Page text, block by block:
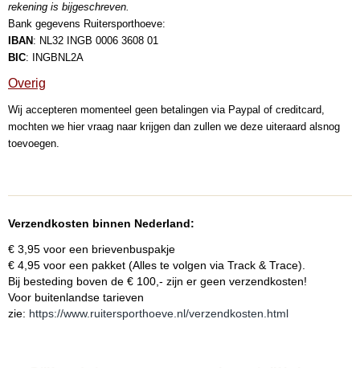
rekening is bijgeschreven.
Bank gegevens Ruitersporthoeve:
IBAN : NL32 INGB 0006 3608 01
BIC: INGBNL2A
Overig
Wij accepteren momenteel geen betalingen via Paypal of creditcard,
mochten we hier vraag naar krijgen dan zullen we deze uiteraard alsnog
toevoegen.
Verzendkosten binnen Nederland:
€ 3,95 voor een brievenbuspakje
€ 4,95 voor een pakket (Alles te volgen via Track & Trace).
Bij besteding boven de € 100,- zijn er geen verzendkosten!
Voor buitenlandse tarieven
zie: https://www.ruitersporthoeve.nl/verzendkosten.html